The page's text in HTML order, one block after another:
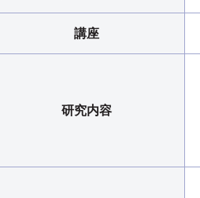
講座
研究内容